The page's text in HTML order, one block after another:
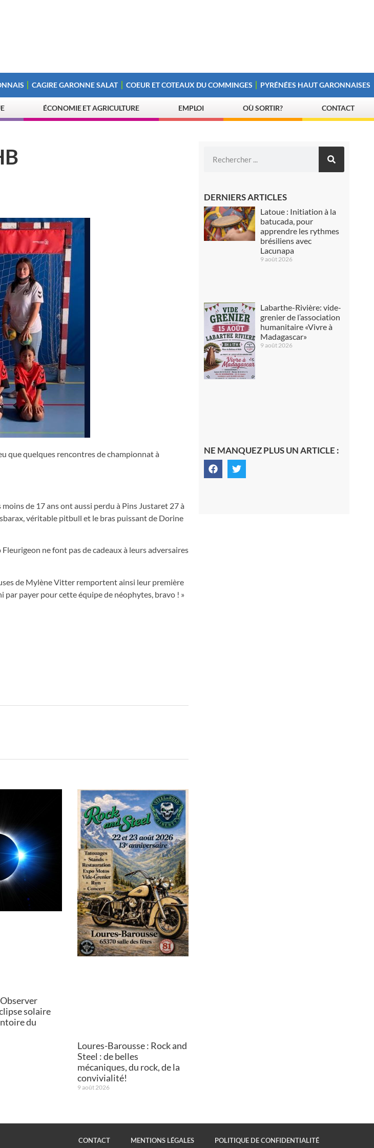
CAGIRE GARONNE SALAT COEUR ET COTEAUX DU COMMINGES PYRÉNÉES HAUT GARONNAISES
ÉCONOMIE ET AGRICULTURE EMPLOI OÙ SORTIR? CONTACT
que quelques rencontres de championnat à
de 17 ans ont aussi perdu à Pins Justaret 27 à
véritable pitbull et le bras puissant de Dorine
ne font pas de cadeaux à leurs adversaires
de Mylène Vitter remportent ainsi leur première
payer pour cette équipe de néophytes, bravo ! »
solaire
du
Loures-Barousse : Rock and
Steel : de belles
mécaniques, du rock, de la
convivialité!
9 août 2026
DERNIERS ARTICLES
Latoue : Initiation à la
batucada, pour
apprendre les rythmes
brésiliens avec
Lacunapa
9 août 2026
Labarthe-Rivière: vide-
grenier de l’association
humanitaire «Vivre à
Madagascar»
9 août 2026
NE MANQUEZ PLUS UN ARTICLE :
CONTACT MENTIONS LÉGALES POLITIQUE DE CONFIDENTIALITÉ